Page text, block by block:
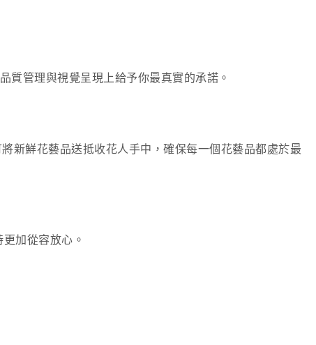
質管理與視覺呈現上給予你最真實的承諾。
新鮮花藝品送抵收花人手中，確保每一個花藝品都處於最
加從容放心。